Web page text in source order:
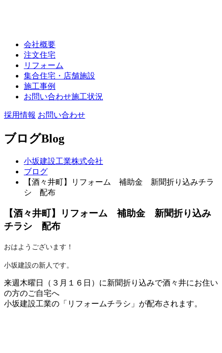
会社概要
注文住宅
リフォーム
集合住宅・店舗施設
施工事例
お問い合わせ施工状況
採用情報 お問い合わせ
ブログBlog
小坂建設工業株式会社
ブログ
【酒々井町】リフォーム 補助金 新聞折り込みチラ
シ 配布
【酒々井町】リフォーム 補助金 新聞折り込み
チラシ 配布
おはようございます！
小坂建設の新人です。
来週木曜日（３月１６日）に新聞折り込みで酒々井にお住い
の方のご自宅へ
小坂建設工業の「リフォームチラシ」が配布されます。